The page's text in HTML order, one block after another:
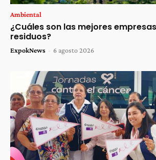
Ambiental
¿Cuáles son las mejores
residuos?
ExpokNews - 6 agosto 2026